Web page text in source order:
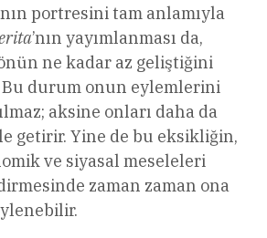
portresini tam anlamıyla
’nın yayımlanması da,
ne kadar az geliştiğini
durum onun eylemlerini
aksine onları daha da
getirir. Yine de bu eksikliğin,
ve siyasal meseleleri
zaman zaman ona